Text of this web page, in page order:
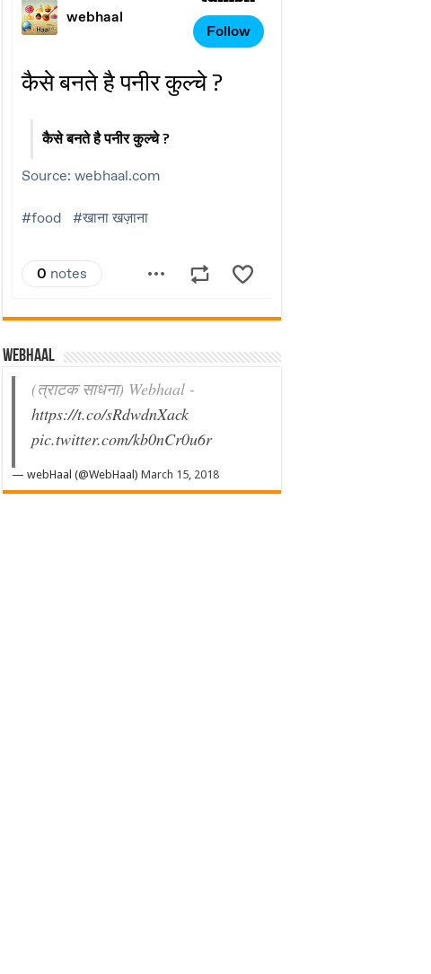
Webhaal
(त्राटक साधना) Webhaal -
https://t.co/sRdwdnXack
pic.twitter.com/kb0nCr0u6r
— webHaal (@WebHaal) March 15, 2018